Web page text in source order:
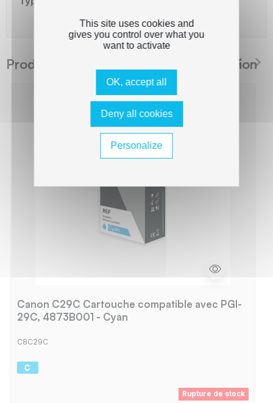
Produits suggérés The Premium Solution
Canon C29C Cartouche compatible avec PGI-
29C, 4873B001 - Cyan
C8C29C
Rupture de stock
This site uses cookies and
gives you control over what you
want to activate
OK, accept all
Deny all cookies
Personalize